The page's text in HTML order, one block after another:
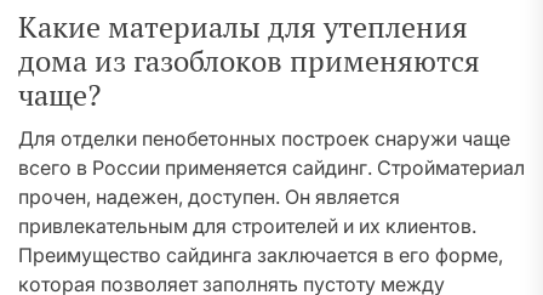
Какие материалы для утепления
дома из газоблоков применяются
чаще?
Для отделки пенобетонных построек снаружи чаще
всего в России применяется сайдинг. Стройматериал
прочен, надежен, доступен. Он является
привлекательным для строителей и их клиентов.
Преимущество сайдинга заключается в его форме,
которая позволяет заполнять пустоту между